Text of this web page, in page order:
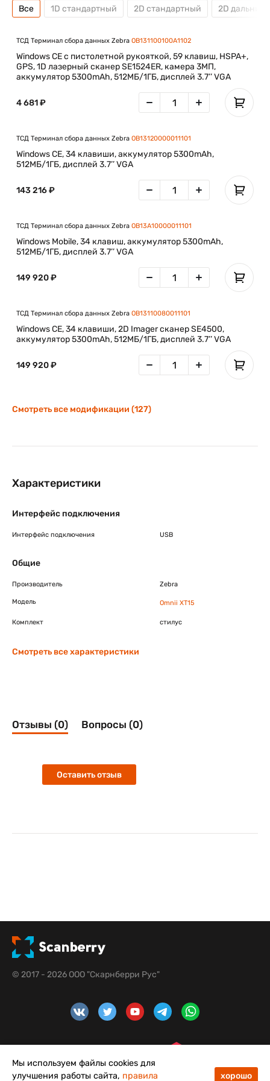
арктических условиях.
Omnii XT15 поставляется с операционными системами
Windows® CE 6.0 или Windows® Embedded Handheld 6.5,
обеспечивающими плавную интеграцию для
автоматизации ключевых процессов и значительного
повышения производительности в реальном времени.
Прочная конструкция для исключительной надежности и
Благодаря классу герметичности IP65 и IP67 устройства
защищены от воздействия воды. Их можно использовать во
время дождя. Терминалы выдерживают падения с высоты
Эргономические показатели очень важны для
эффективной и продуктивной работы разъездных
сотрудников. Omnii XT15 отличается сбалансированной
конструкцией, которая идеально сочетает удобство
использования и практичность.
Все 1D стандартный 2D стандартный 2D дальний
ТСД Терминал сбора данных Zebra OB131100100A1102
Windows CE с пистолетной рукояткой, 59 клавиш, HSPA+,
GPS, 1D лазерный сканер SE1524ER, камера 3МП,
аккумулятор 5300mAh, 512МБ/1ГБ, дисплей 3.7’’ VGA
4 681 ₽
ТСД Терминал сбора данных Zebra OB13120000011101
Windows CE, 34 клавиши, аккумулятор 5300mAh,
512МБ/1ГБ, дисплей 3.7’’ VGA
143 216 ₽
ТСД Терминал сбора данных Zebra OB13A10000011101
Windows Mobile, 34 клавиш, аккумулятор 5300mAh,
512МБ/1ГБ, дисплей 3.7’’ VGA
149 920 ₽
ТСД Терминал сбора данных Zebra OB13110080011101
Windows CE, 34 клавиши, 2D Imager сканер SE4500,
аккумулятор 5300mAh, 512МБ/1ГБ, дисплей 3.7’’ VGA
149 920 ₽
Смотреть все модификации (127)
Характеристики
Интерфейс подключения
Интерфейс подключения USB
Общие
Производитель Zebra
Модель Omnii XT15
Комплект стилус
Смотреть все характеристики
Отзывы (0) Вопросы (0)
Оставить отзыв
© 2017 - 2026 ООО "Скарнберри Рус"
Мы используем файлы cookies для
улучшения работы сайта, правила хорошо